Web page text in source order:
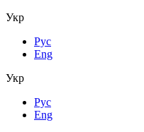
Укр
Рус
Eng
Укр
Рус
Eng